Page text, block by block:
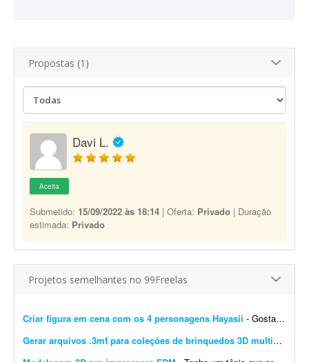
Propostas (1)
Davi L.
Aceita
Submetido: 15/09/2022 às 18:14 | Oferta: Privado | Duração
estimada: Privado
Projetos semelhantes no 99Freelas
Criar figura em cena com os 4 personagens Hayasii - Gostaria de uma figura que, na verdade, seja uma cena com os quatro personagens da banda Hayasii, de DanDaDan. A cena de referência está em anexo. Minha ideia é que os personage...
Gerar arquivos .3mf para coleções de brinquedos 3D multicoloridos